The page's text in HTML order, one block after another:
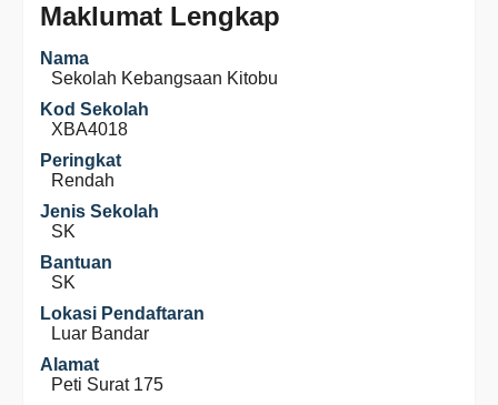
Maklumat Lengkap
Nama
Sekolah Kebangsaan Kitobu
Kod Sekolah
XBA4018
Peringkat
Rendah
Jenis Sekolah
SK
Bantuan
SK
Lokasi Pendaftaran
Luar Bandar
Alamat
Peti Surat 175